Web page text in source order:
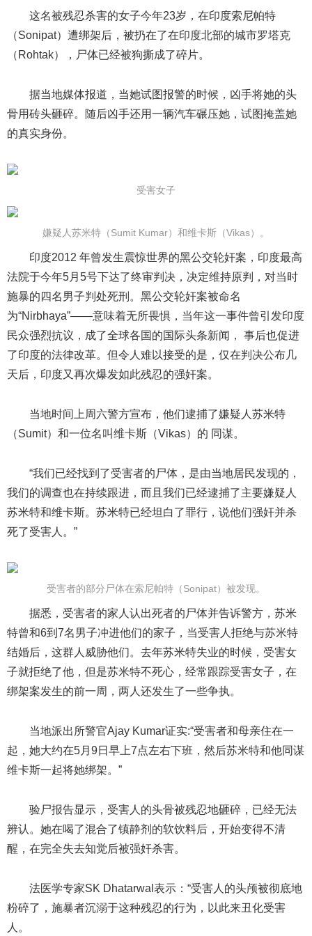
这名被残忍杀害的女子今年23岁，在印度索尼帕特
（Sonipat）遭绑架后，被扔在了在印度北部的城市罗塔克
（Rohtak），尸体已经被狗撕成了碎片。
据当地媒体报道，当她试图报警的时候，凶手将她的头
骨用砖头砸碎。随后凶手还用一辆汽车碾压她，试图掩盖她
的真实身份。
受害女子
嫌疑人苏米特（Sumit Kumar）和维卡斯（Vikas）。
印度2012 年曾发生震惊世界的黑公交轮奸案，印度最高
法院于今年5月5号下达了终审判决，决定维持原判，对当时
施暴的四名男子判处死刑。黑公交轮奸案被命名
为“Nirbhaya”——意味着无所畏惧，当年这一事件曾引发印度
民众强烈抗议，成了全球各国的国际头条新闻， 事后也促进
了印度的法律改革。但令人难以接受的是，仅在判决公布几
天后，印度又再次爆发如此残忍的强奸案。
当地时间上周六警方宣布，他们逮捕了嫌疑人苏米特
（Sumit）和一位名叫维卡斯（Vikas）的 同谋。
“我们已经找到了受害者的尸体，是由当地居民发现的，
我们的调查也在持续跟进，而且我们已经逮捕了主要嫌疑人
苏米特和维卡斯。苏米特已经坦白了罪行，说他们强奸并杀
死了受害人。”
受害者的部分尸体在索尼帕特（Sonipat）被发现。
据悉，受害者的家人认出死者的尸体并告诉警方，苏米
特曾和6到7名男子冲进他们的家子，当受害人拒绝与苏米特
结婚后，这群人威胁他们。去年苏米特失业的时候，受害女
子就拒绝了他，但是苏米特不死心，经常跟踪受害女子，在
绑架案发生的前一周，两人还发生了一些争执。
当地派出所警官Ajay Kumar证实:“受害者和母亲住在一
起，她大约在5月9日早上7点左右下班，然后苏米特和他同谋
维卡斯一起将她绑架。”
验尸报告显示，受害人的头骨被残忍地砸碎，已经无法
辨认。她在喝了混合了镇静剂的软饮料后，开始变得不清
醒，在完全失去知觉后被强奸杀害。
法医学专家SK Dhatarwal表示：“受害人的头颅被彻底地
粉碎了，施暴者沉溺于这种残忍的行为，以此来丑化受害
人。